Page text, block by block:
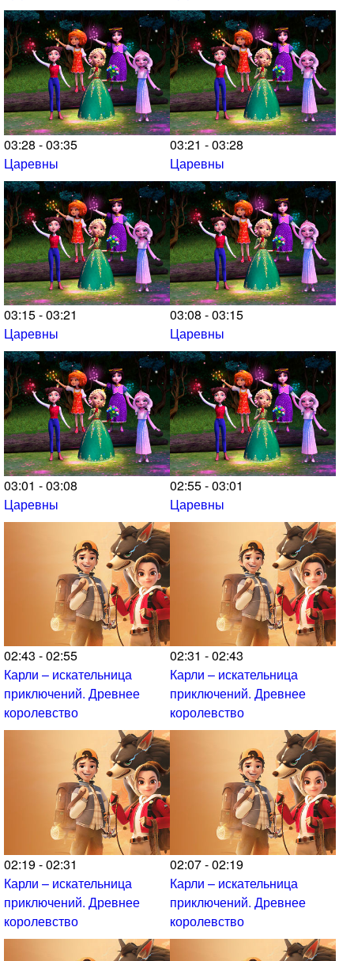
03:28 - 03:35
Царевны
03:21 - 03:28
Царевны
03:15 - 03:21
Царевны
03:08 - 03:15
Царевны
03:01 - 03:08
Царевны
02:55 - 03:01
Царевны
02:43 - 02:55
Карли – искательница
приключений. Древнее
королевство
02:31 - 02:43
Карли – искательница
приключений. Древнее
королевство
02:19 - 02:31
Карли – искательница
приключений. Древнее
королевство
02:07 - 02:19
Карли – искательница
приключений. Древнее
королевство